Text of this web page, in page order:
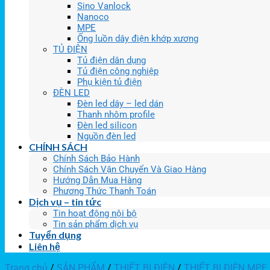
Sino Vanlock
Nanoco
MPE
Ống luồn dây điện khớp xương
TỦ ĐIỆN
Tủ điện dân dụng
Tủ điện công nghiệp
Phụ kiện tủ điện
ĐÈN LED
Đèn led dây – led dán
Thanh nhôm profile
Đèn led silicon
Nguồn đèn led
CHÍNH SÁCH
Chính Sách Bảo Hành
Chính Sách Vận Chuyển Và Giao Hàng
Hướng Dẫn Mua Hàng
Phương Thức Thanh Toán
Dịch vụ – tin tức
Tin hoạt động nội bộ
Tin sản phẩm dịch vụ
Tuyển dụng
Liên hệ